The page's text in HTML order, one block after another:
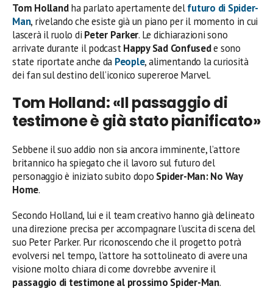
Tom Hollandha parlato apertamente delfuturo di Spider-
Man, rivelando che esiste già un piano per il momento in cui
lascerà il ruolo di Peter Parker. Le dichiarazioni sono
arrivate durante il podcastHappy Sad Confusede sono
state riportate anche da People, alimentando la curiosità
dei fan sul destino dell’iconico supereroe Marvel.
Tom Holland: «Il passaggio di
testimone è già stato pianificato»
Sebbene il suo addio non sia ancora imminente, l’attore
britannico ha spiegato che il lavoro sul futuro del
personaggio è iniziato subito dopo Spider-Man: No Way
Home.
Secondo Holland, lui e il team creativo hanno già delineato
una direzione precisa per accompagnare l’uscita di scena del
suo Peter Parker. Pur riconoscendo che il progetto potrà
evolversi nel tempo, l’attore ha sottolineato di avere una
visione molto chiara di come dovrebbe avvenire il
passaggio di testimone al prossimo Spider-Man.